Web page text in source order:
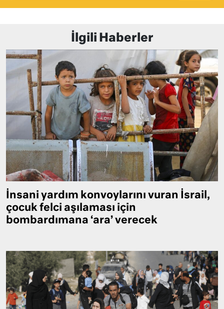
İlgili Haberler
İnsani yardım konvoylarını vuran İsrail,
çocuk felci aşılaması için
bombardımana ‘ara’ verecek